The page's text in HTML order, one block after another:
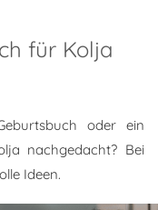
für Kolja
oder ein
nachgedacht? Bei
Ideen.